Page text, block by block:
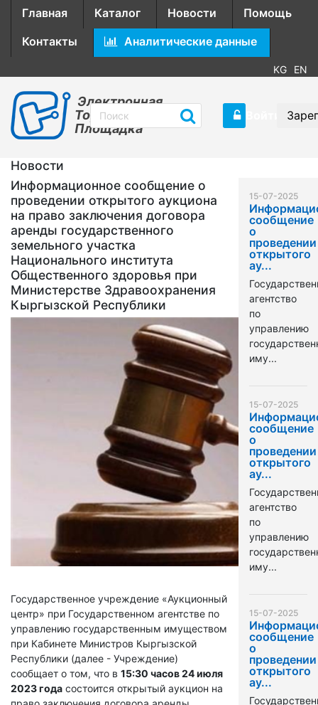
Главная Каталог Новости
Помощь
Контакты
Аналитические данные
KG EN
Электронная
Торговая
Площадка
Новости
Информационное сообщение о
проведении открытого аукциона
на право заключения договора
аренды государственного
земельного участка
Национального института
Общественного здоровья при
Министерстве Здравоохранения
Кыргызской Республики
Государственное учреждение «Аукционный
центр» при Государственном агентстве по
управлению государственным имуществом
при Кабинете Министров Кыргызской
Республики (далее - Учреждение)
сообщает о том, что в 15:30 часов 24 июля
2023 года состоится открытый аукцион на
15-07-2025
сообщение
о
проведении
открытого
ау...
агентство
по
управлению
иму...
15-07-2025
сообщение
о
проведении
открытого
ау...
агентство
по
управлению
иму...
15-07-2025
сообщение
о
проведении
открытого
ау...